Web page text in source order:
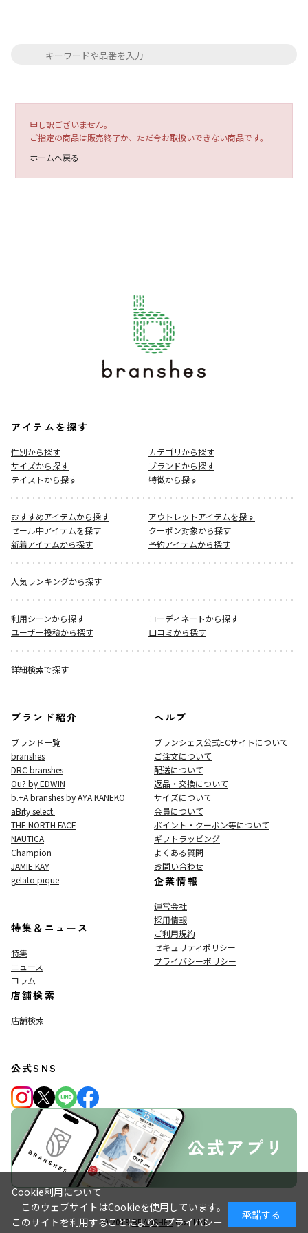
申し訳ございません。
ご指定の商品は販売終了か、ただ今お取扱いできない商品です。
ホームへ戻る
アイテムを探す
性別から探す
カテゴリから探す
サイズから探す
ブランドから探す
テイストから探す
特徴から探す
おすすめアイテムから探す
アウトレットアイテムを探す
セール中アイテムを探す
クーポン対象から探す
新着アイテムから探す
予約アイテムから探す
人気ランキングから探す
利用シーンから探す
コーディネートから探す
ユーザー投稿から探す
口コミから探す
詳細検索で探す
ブランド紹介
ブランド一覧
branshes
DRC branshes
Ou? by EDWIN
b.+A branshes by AYA KANEKO
aBity select.
THE NORTH FACE
NAUTICA
Champion
JAMIE KAY
gelato pique
特集＆ニュース
特集
ニュース
コラム
店舗検索
店舗検索
ヘルプ
ブランシェス公式ECサイトについて
ご注文について
配送について
返品・交換について
サイズについて
会員について
ポイント・クーポン等について
ギフトラッピング
よくある質問
お問い合わせ
企業情報
運営会社
採用情報
ご利用規約
セキュリティポリシー
プライバシーポリシー
公式SNS
© 2019BRANSHESCo., Ltd.
Cookie利用について
このウェブサイトはCookieを使用しています。
このサイトを利用することにより、プライバシー
承諾する